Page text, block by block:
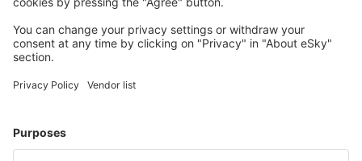
Meest gezochte accommodatie door eSky-
gebruikers
Accommodatie in Mexico - Populaire steden
Verblijf in Tulum Verblijf in Cancún